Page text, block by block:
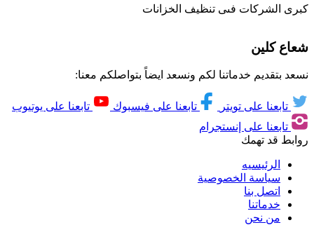
كبرى الشركات فىى تنظيف الخزانات
شعاع كلين
نسعد بتقديم خدماتنا لكم ونسعد ايضاً بتواصلكم معنا:
تابعنا على تويتر تابعنا على فيسبوك
تابعنا على يوتيوب
تابعنا على إنستجرام
روابط قد تهمك
الرئيسيه
سياسة الخصوصية
اتصل بنا
خدماتنا
من نحن